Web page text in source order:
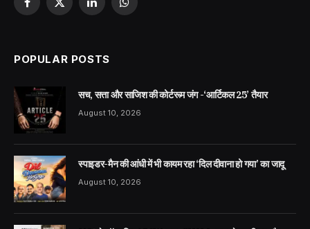
Facebook
X
LinkedInWhatsApp
POPULAR POSTS
सच, सत्ता और साजिश की कोर्टरूम जंग -‘आर्टिकल 25’ तैयार
August 10, 2026
स्पाइडर-मैन की आंधी में भी कायम रहा ‘दिल दीवाना हो गया’ का जादू
August 10, 2026